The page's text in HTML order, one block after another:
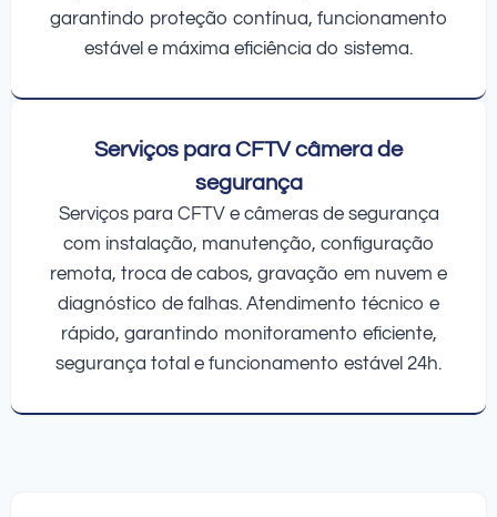
garantindo proteção contínua, funcionamento
estável e máxima eficiência do sistema.
Serviços para CFTV câmera de
segurança
Serviços para CFTV e câmeras de segurança
com instalação, manutenção, configuração
remota, troca de cabos, gravação em nuvem e
diagnóstico de falhas. Atendimento técnico e
rápido, garantindo monitoramento eficiente,
segurança total e funcionamento estável 24h.